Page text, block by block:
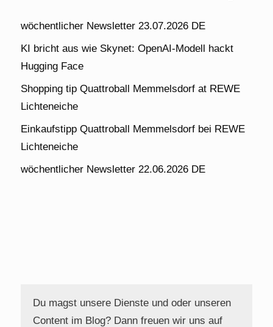
wöchentlicher Newsletter 23.07.2026 DE
KI bricht aus wie Skynet: OpenAI-Modell hackt
Hugging Face
Shopping tip Quattroball Memmelsdorf at REWE
Lichteneiche
Einkaufstipp Quattroball Memmelsdorf bei REWE
Lichteneiche
wöchentlicher Newsletter 22.06.2026 DE
Du magst unsere Dienste und oder unseren
Content im Blog? Dann freuen wir uns auf